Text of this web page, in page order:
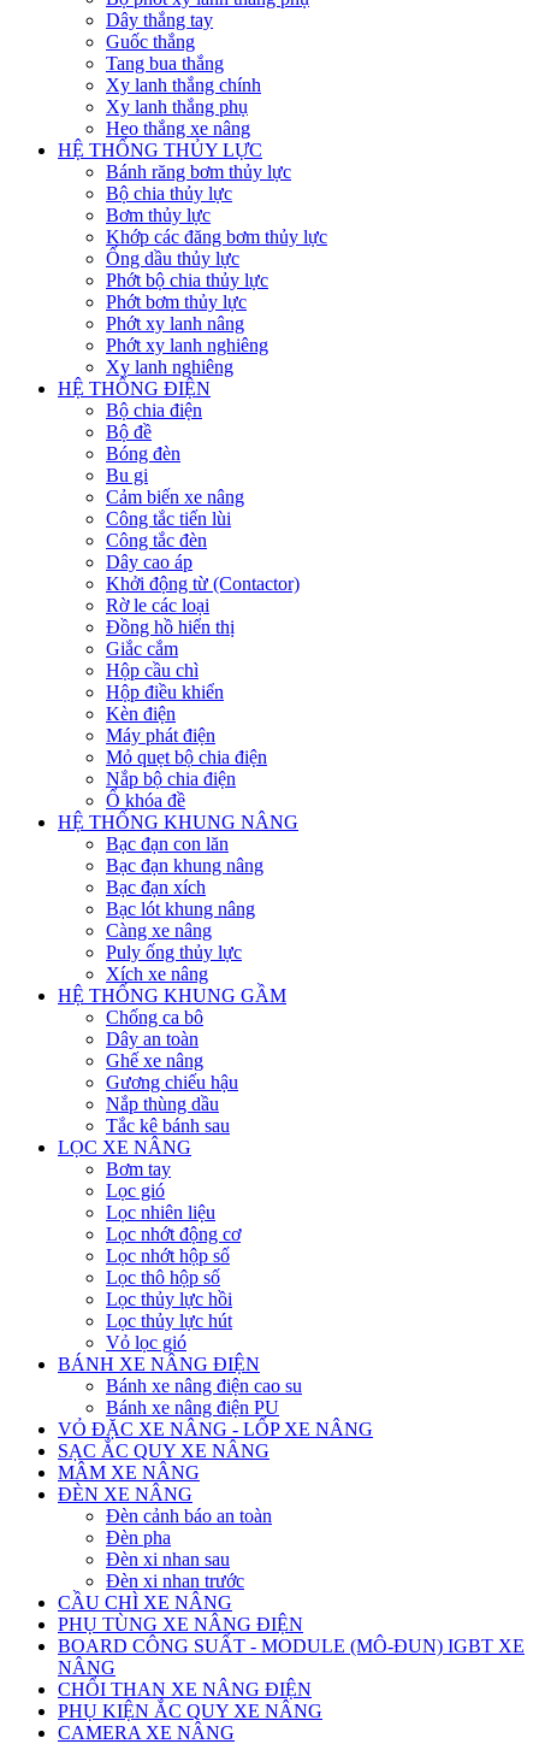
Dây thắng tay
Guốc thắng
Tang bua thắng
Xy lanh thắng chính
Xy lanh thắng phụ
Heo thắng xe nâng
HỆ THỐNG THỦY LỰC
Bánh răng bơm thủy lực
Bộ chia thủy lực
Bơm thủy lực
Khớp các đăng bơm thủy lực
Ống dầu thủy lực
Phớt bộ chia thủy lực
Phớt bơm thủy lực
Phớt xy lanh nâng
Phớt xy lanh nghiêng
Xy lanh nghiêng
HỆ THỐNG ĐIỆN
Bộ chia điện
Bộ đề
Bóng đèn
Bu gi
Cảm biến xe nâng
Công tắc tiến lùi
Công tắc đèn
Dây cao áp
Khởi động từ (Contactor)
Rờ le các loại
Đồng hồ hiển thị
Giắc cắm
Hộp cầu chì
Hộp điều khiển
Kèn điện
Máy phát điện
Mỏ quẹt bộ chia điện
Nắp bộ chia điện
Ổ khóa đề
HỆ THỐNG KHUNG NÂNG
Bạc đạn con lăn
Bạc đạn khung nâng
Bạc đạn xích
Bạc lót khung nâng
Càng xe nâng
Puly ống thủy lực
Xích xe nâng
HỆ THỐNG KHUNG GẦM
Chống ca bô
Dây an toàn
Ghế xe nâng
Gương chiếu hậu
Nắp thùng dầu
Tắc kê bánh sau
LỌC XE NÂNG
Bơm tay
Lọc gió
Lọc nhiên liệu
Lọc nhớt động cơ
Lọc nhớt hộp số
Lọc thô hộp số
Lọc thủy lực hồi
Lọc thủy lực hút
Vỏ lọc gió
BÁNH XE NÂNG ĐIỆN
Bánh xe nâng điện cao su
Bánh xe nâng điện PU
VỎ ĐẶC XE NÂNG - LỐP XE NÂNG
SẠC ẮC QUY XE NÂNG
MÂM XE NÂNG
ĐÈN XE NÂNG
Đèn cảnh báo an toàn
Đèn pha
Đèn xi nhan sau
Đèn xi nhan trước
CẦU CHÌ XE NÂNG
PHỤ TÙNG XE NÂNG ĐIỆN
BOARD CÔNG SUẤT - MODULE (MÔ-ĐUN) IGBT XE
NÂNG
CHỔI THAN XE NÂNG ĐIỆN
PHỤ KIỆN ẮC QUY XE NÂNG
CAMERA XE NÂNG